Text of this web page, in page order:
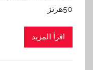
50هرتز
اقرأ المزيد